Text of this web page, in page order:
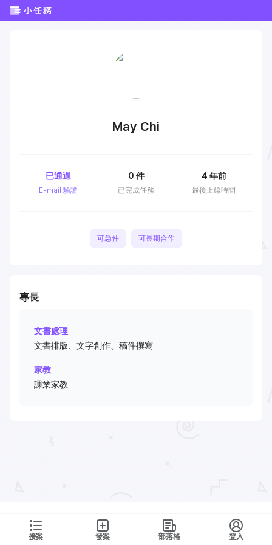
接案 發案 部落格 登入
May Chi
E-mail 驗證
已通過
已完成任務
0 件
最後上線時間
4 年前
可急件 可長期合作
專長
文書處理
文書排版、文字創作、稿件撰寫
家教
課業家教